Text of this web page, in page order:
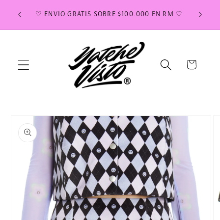
directamente
♡ ENVIO GRATIS SOBRE $100.000 EN RM ♡
Carrito
directamente
a la
información
del producto